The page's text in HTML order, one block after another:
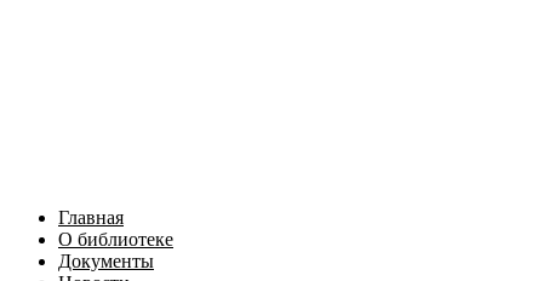
Главная
О библиотеке
Документы